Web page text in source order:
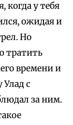
когда у тебя
ожидая и
Но
тратить
времени и
Улад с
за ним.